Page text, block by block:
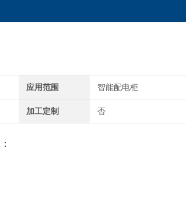
应用范围 智能配电柜
加工定制 否